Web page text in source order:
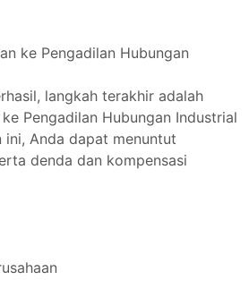
ke Pengadilan Hubungan
langkah terakhir adalah
Pengadilan Hubungan Industrial
ini, Anda dapat menuntut
denda dan kompensasi